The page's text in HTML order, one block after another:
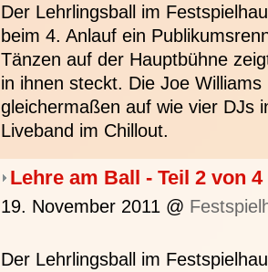
Der Lehrlingsball im
beim 4. Anlauf ein
Tänzen auf der Hauptbühne
in ihnen steckt. Die Joe Williams
gleichermaßen auf wie vier DJs
Liveband im Chillout.
Lehre am Ball - Teil 2 von 4
19. November 2011 @
Der Lehrlingsball im